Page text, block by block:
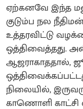
ஏற்கனவே இந்த
குடும்ப நல
உத்தரவிட்டு
ஒத்திவைத்தது.
ஆஜராகாததால்,
நிலையில்,
காணொளி காட்சி